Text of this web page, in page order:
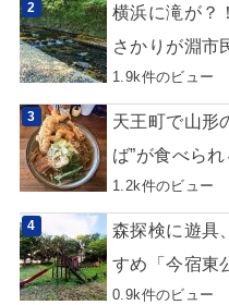
横浜に滝が？
さかりが淵市
1.9k件のビュー
天王町で山形
ば”が食べら
1.2k件のビュー
森探検に遊具
すめ「今宿東
0.9k件のビュー